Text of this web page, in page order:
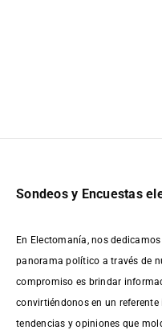
Sondeos y Encuestas
En Electomanía, nos
panorama político a través de
compromiso es brindar
convirtiéndonos en un
tendencias y opiniones que